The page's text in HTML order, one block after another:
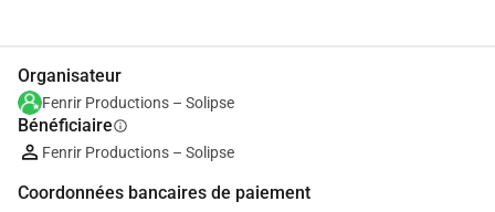
Organisateur
Fenrir Productions – Solipse
Bénéficiaireinfo
Fenrir Productions – Solipse
Coordonnées bancaires de paiement